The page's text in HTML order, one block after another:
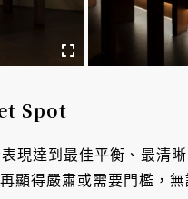
Spot
現達到最佳平衡、最清
顯得嚴肅或需要門檻，